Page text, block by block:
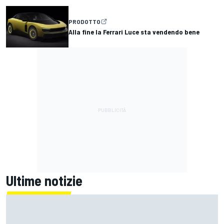
PRODOTTO
Alla fine la Ferrari Luce sta vendendo bene
Ultime notizie